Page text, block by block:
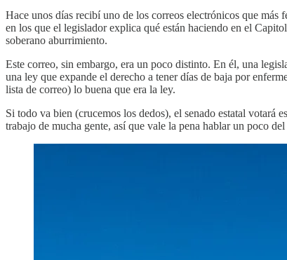
Hace unos días recibí uno de los correos electrónicos que más
en los que el legislador explica qué están haciendo en el
soberano aburrimiento.
Este correo, sin embargo, era un poco distinto. En él, una
una ley que expande el derecho a tener días de baja por
lista de correo) lo buena que era la ley.
Si todo va bien (crucemos los dedos), el senado estatal votará
trabajo de mucha gente, así que vale la pena hablar un poco